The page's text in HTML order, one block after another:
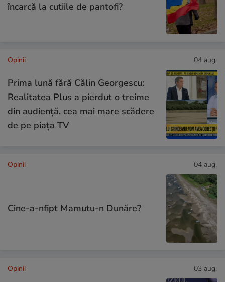
încarcă la cutiile de pantofi?
Opinii 04 aug.
Prima lună fără Călin Georgescu:
Realitatea Plus a pierdut o treime
din audiență, cea mai mare scădere
de pe piața TV
Opinii 04 aug.
Cine-a-nfipt Mamutu-n Dunăre?
Opinii 03 aug.